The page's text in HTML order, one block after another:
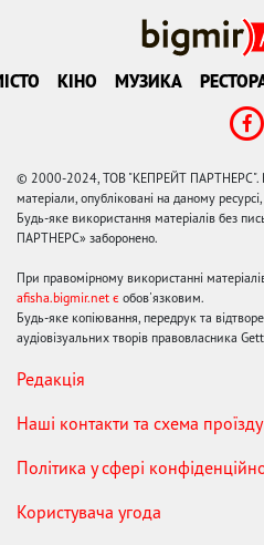
КІНО МУЗИКА
© 2000-2024, ТОВ "КЕПРЕЙТ ПАРТНЕРС".
матеріали, опубліковані на даному
Будь-яке використання матеріалів без
ПАРТНЕРС» заборонено.
При правомірному використанні
afisha.bigmir.net є обов'язковим.
Будь-яке копіювання, передрук та
аудіовізуальних творів правовласника
Редакція
Наші контакти та схема проїзду
Політика у сфері
Користувача угода